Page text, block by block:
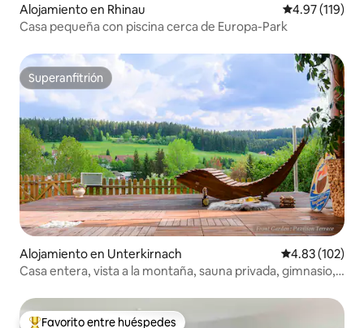
Alojamiento en Rhinau Calificación
4.97 (119)
Casa pequeña con piscina cerca de Europa-Park
Superanfitrión
Superanfitrión
Alojamiento en Unterkirnach Calificación
4.83 (102)
Casa entera, vista a la montaña, sauna privada, gimnasio,
Favorito entre huéspedes